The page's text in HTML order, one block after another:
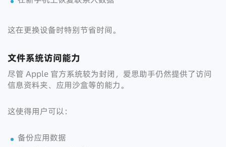
这在更换设备时特别节省时间。
文件系统访问能力
尽管 Apple 官方系统较为封闭，爱思助手仍然提供了访问
信息资料夹、应用沙盒等的能力。
这使得用户可以：
备份应用数据